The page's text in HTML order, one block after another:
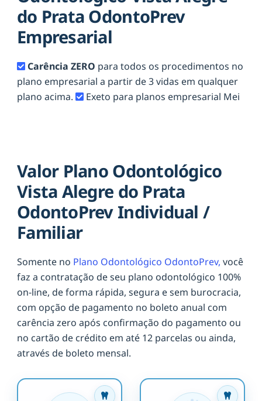
do Prata OdontoPrev
Empresarial
Carência ZERO para todos os procedimentos no
plano empresarial a partir de 3 vidas em qualquer
plano acima.
Exeto para planos empresarial Mei
Valor Plano Odontológico
Vista Alegre do Prata
OdontoPrev Individual /
Familiar
Somente no Plano Odontológico OdontoPrev, você
faz a contratação de seu plano odontológico 100%
on-line, de forma rápida, segura e sem burocracia,
com opção de pagamento no boleto anual com
carência zero após confirmação do pagamento ou
no cartão de crédito em até 12 parcelas ou ainda,
através de boleto mensal.